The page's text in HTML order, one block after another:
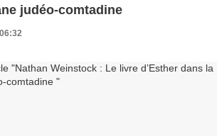
judéo-comtadine